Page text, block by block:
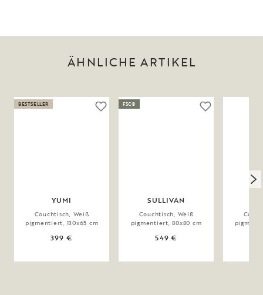
ÄHNLICHE ARTIKEL
YUMI
Couchtisch, Weiß
pigmentiert, 130x65 cm
399 €
BESTSELLER
SULLIVAN
Couchtisch, Weiß
pigmentiert, 80x80 cm
549 €
FSC®